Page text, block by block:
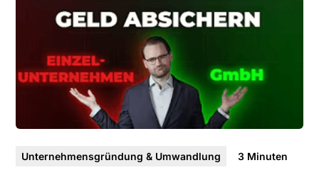
Unternehmensgründung & Umwandlung 3 Minuten